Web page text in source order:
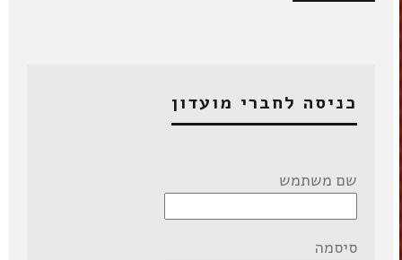
כניסה לחברי מועדון
שם משתמש
סיסמה